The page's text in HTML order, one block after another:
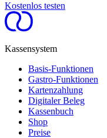
Kostenlos testen
Kassensystem
Basis-Funktionen
Gastro-Funktionen
Kartenzahlung
Digitaler Beleg
Kassenbuch
Shop
Preise